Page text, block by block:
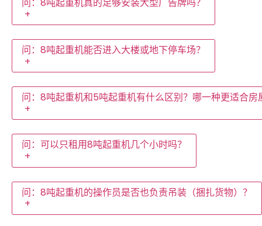
+
问：8吨起重机能否进入大楼或地下停车场？
+
问：8吨起重机和5吨起重机有什么区别？哪一种更适合房
+
问：可以只租用8吨起重机几个小时吗？
+
问：8吨起重机的操作员是否也负责吊装（捆扎货物）？
+